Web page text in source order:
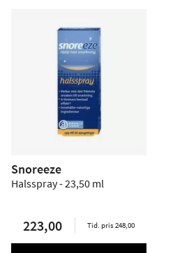
Snoreeze
Halsspray - 23,50 ml
223,00 Tid. pris 248,00